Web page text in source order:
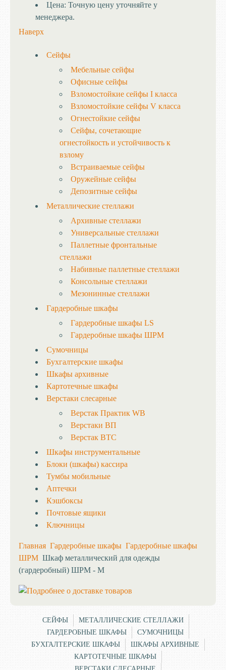
Цена: Точную цену уточняйте у
менеджера.
Наверх
Сейфы
Мебельные сейфы
Офисные сейфы
Взломостойкие сейфы I класса
Взломостойкие сейфы V класса
Огнестойкие сейфы
Сейфы, сочетающие
огнестойкость и устойчивость к
взлому
Встраиваемые сейфы
Оружейные сейфы
Депозитные сейфы
Металлические стеллажи
Архивные стеллажи
Универсальные стеллажи
Паллетные фронтальные
стеллажи
Набивные паллетные стеллажи
Консольные стеллажи
Мезонинные стеллажи
Гардеробные шкафы
Гардеробные шкафы LS
Гардеробные шкафы ШРМ
Сумочницы
Бухгалтерские шкафы
Шкафы архивные
Картотечные шкафы
Верстаки слесарные
Верстак Практик WB
Верстаки ВП
Верстак ВТС
Шкафы инструментальные
Блоки (шкафы) кассира
Тумбы мобильные
Аптечки
Кэшбоксы
Почтовые ящики
Ключницы
Главная Гардеробные шкафы Гардеробные шкафы
ШРМ Шкаф металлический для одежды
(гардеробный) ШРМ - М
СЕЙФЫ
МЕТАЛЛИЧЕСКИЕ СТЕЛЛАЖИ
ГАРДЕРОБНЫЕ ШКАФЫ
СУМОЧНИЦЫ
БУХГАЛТЕРСКИЕ ШКАФЫ
ШКАФЫ АРХИВНЫЕ
КАРТОТЕЧНЫЕ ШКАФЫ